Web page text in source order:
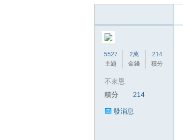
5527
主題
2萬
金錢
214
積分
不來恩
積分
214
發消息